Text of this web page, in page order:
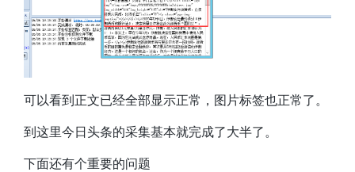
可以看到正文已经全部显示正常，图片标签也正常了。
到这里今日头条的采集基本就完成了大半了。
下面还有个重要的问题